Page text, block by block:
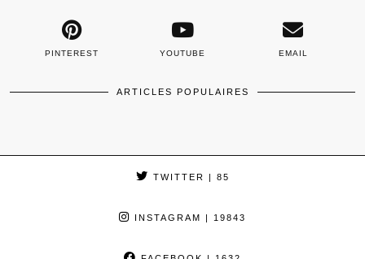
PINTEREST YOUTUBE EMAIL
ARTICLES POPULAIRES
TWITTER | 85
INSTAGRAM | 19843